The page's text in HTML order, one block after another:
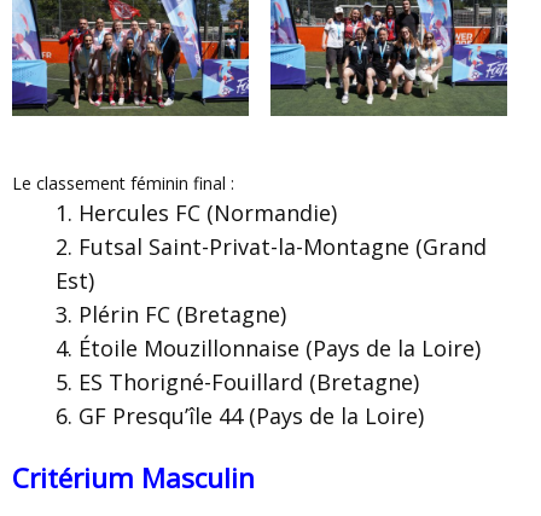
Le classement féminin final :
Hercules FC (Normandie)
Futsal Saint-Privat-la-Montagne (Grand
Est)
Plérin FC (Bretagne)
Étoile Mouzillonnaise (Pays de la Loire)
ES Thorigné-Fouillard (Bretagne)
GF Presqu’île 44 (Pays de la Loire)
Critérium Masculin